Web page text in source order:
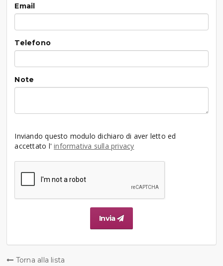
Email
Telefono
Note
Inviando questo modulo dichiaro di aver letto ed
accettato l'informativa sulla privacy
Invia
Torna alla lista